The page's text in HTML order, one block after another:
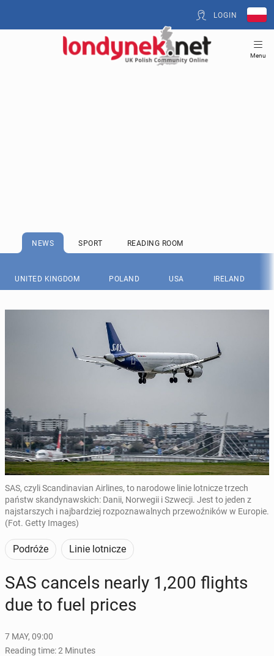
LOGIN
Menu
NEWS SPORT READING ROOM
UNITED KINGDOM POLAND USA IRELAND
SAS, czyli Scandinavian Airlines, to narodowe linie lotnicze trzech
państw skandynawskich: Danii, Norwegii i Szwecji. Jest to jeden z
najstarszych i najbardziej rozpoznawalnych przewoźników w Europie.
(Fot. Getty Images)
Podróże Linie lotnicze
SAS cancels nearly 1,200 flights
due to fuel prices
7 MAY, 09:00
Reading time: 2 Minutes